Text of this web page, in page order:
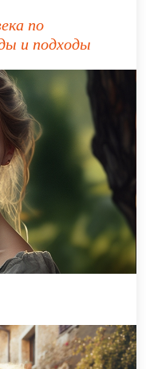
по
и подходы